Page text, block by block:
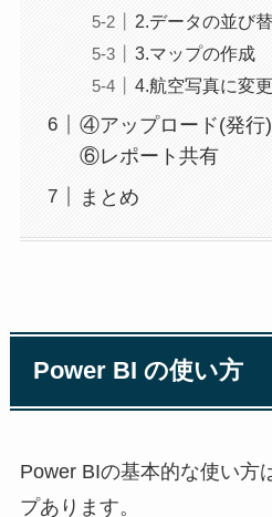
2.データの並び替
3.マップの作成
4.航空写真に変更
④アップロード(発行
⑥レポート共有
まとめ
Power BI の使い方
Power BIの基本的な使い方
プあります。